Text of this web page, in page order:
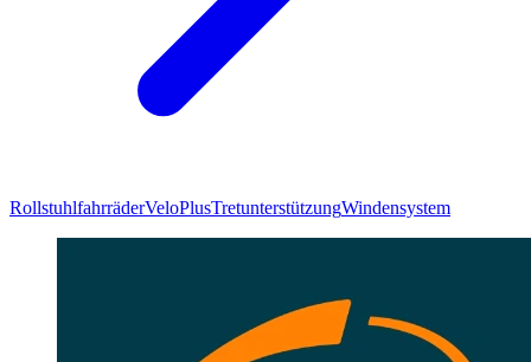
RollstuhlfahrräderVeloPlusTretunterstützungWindensystem